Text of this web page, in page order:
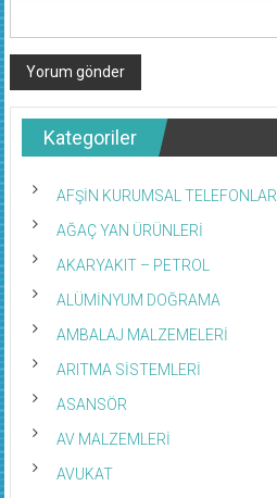
Kategoriler
AFŞİN KURUMSAL TELEFONLAR
AĞAÇ YAN ÜRÜNLERİ
AKARYAKIT – PETROL
ALÜMİNYUM DOĞRAMA
AMBALAJ MALZEMELERİ
ARITMA SİSTEMLERİ
ASANSÖR
AV MALZEMLERİ
AVUKAT